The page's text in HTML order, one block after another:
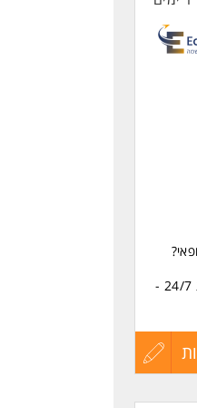
לרשת חברתית ידועה ועולמית מחפשים אנשי /נשות בקרת תוכן לעבודה במשמרות 24/7 -
עדכון